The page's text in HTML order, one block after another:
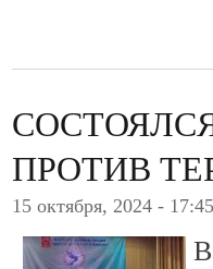
ПРОТИВ
15 октября, 2024 - 17:45